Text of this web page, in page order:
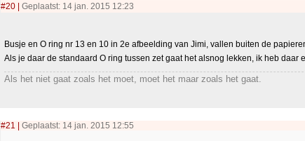
#20 Geplaatst: 14 jan. 2015 12:23
Busje en O ring nr 13 en 10 in 2e afbeelding van Jimi, vallen buiten de
Als je daar de standaard O ring tussen zet gaat het alsnog lekken, ik heb daar
Als het niet gaat zoals het moet, moet het maar zoals het gaat.
#21 Geplaatst: 14 jan. 2015 12:55